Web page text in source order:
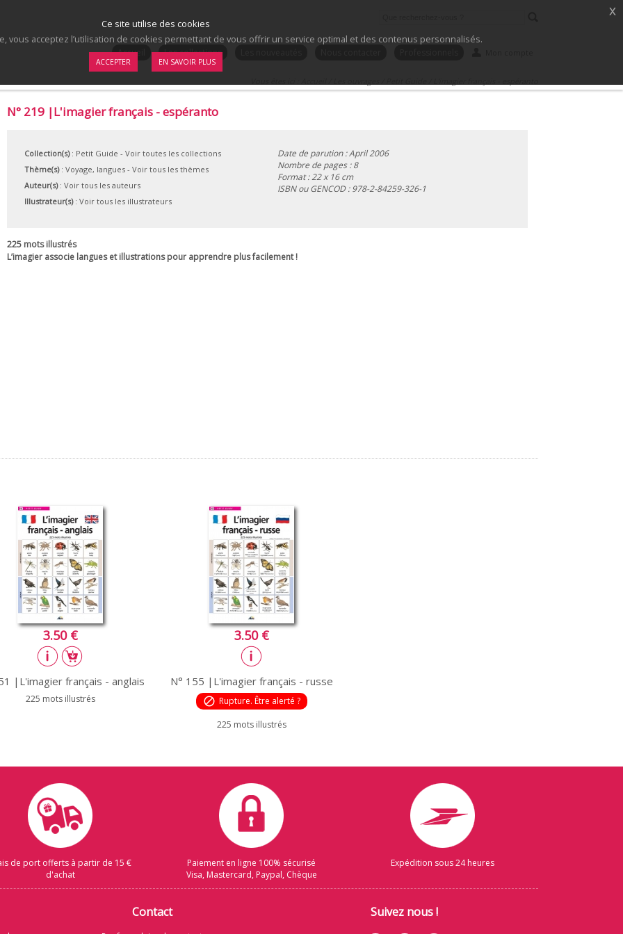
Accueil Les collections
N° 219 |L'imagier français - espéranto
Collection(s): Petit Guide - Voir toutes les collections
Thème(s): Voyage, langues- Voir tous les thèmes
Auteur(s): Voir tous les auteurs
Illustrateur(s): Voir tous les illustrateurs
Date de parution : April 2006
Nombre de pages : 8
Format : 22 x 16 cm
ISBN ou GENCOD :978-2-84259-326-1
225 mots illustrés
L’imagier associe langues et illustrations pour apprendre plus facilement !
3.50 €
|L'imagier français - anglais
225 mots illustrés
3.50 €
N° 155 |L'imagier français - russe
block Rupture. Être alerté ?
225 mots illustrés
de port offerts à partir de 15 €
d'achat
Paiement en ligne 100% sécurisé
Visa, Mastercard, Paypal, Chèque
Expédition sous 24 heures
Contact Suivez nous !
Ce site utilise des cookies
vous acceptez l’utilisation de cookies permettant de vous offrir un service optimal et des contenus personnalisés.
ACCEPTER EN SAVOIR PLUS
x